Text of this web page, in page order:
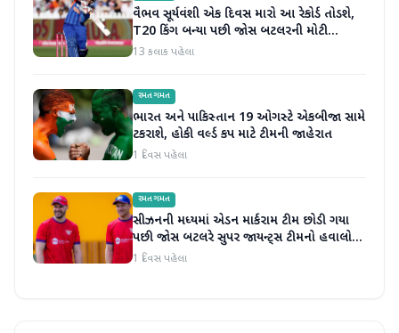
વૈભવ સૂર્યવંશી એક દિવસ મારો આ રેકોર્ડ તોડશે,
T20 કિંગ બન્યા પછી જોસ બટલરની મોટી
ભવિષ્યવાણી
13 કલાક પહેલા
રમતગમત
ભારત અને પાકિસ્તાન 19 ઓગસ્ટે એકબીજા સામે
ટકરાશે, હોકી વર્લ્ડ કપ માટે ટીમની જાહેરાત
1 દિવસ પહેલા
રમતગમત
સીઝનની મધ્યમાં એડન માર્કરામ ટીમ છોડી ગયા
પછી જોસ બટલરે સુપર જાયન્ટ્સ ટીમનો હવાલો
સંભાળ્યો
1 દિવસ પહેલા